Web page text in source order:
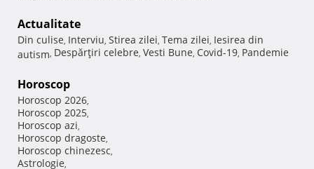
Actualitate
Din culise, Interviu, Stirea zilei, Tema zilei, Iesirea din
autism, Despărţiri celebre, Vesti Bune, Covid-19, Pandemie
Horoscop
Horoscop 2026,
Horoscop 2025,
Horoscop azi,
Horoscop dragoste,
Horoscop chinezesc,
Astrologie,